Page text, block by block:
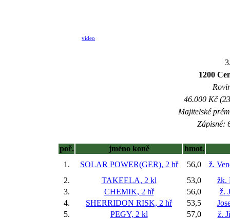
video
1200
46.000 Kč
Majitelské
Zápisné:
poř. jméno koně
hmot.
1.
SOLAR POWER(GER), 2 hř 56,0
ž.
2.
TAKEELA, 2 kl 53,0
žk.
3.
CHEMIK, 2 hř 56,0
ž.
4.
SHERRIDON RISK, 2 hř 53,5
5.
PEGY, 2 kl 57,0
ž.